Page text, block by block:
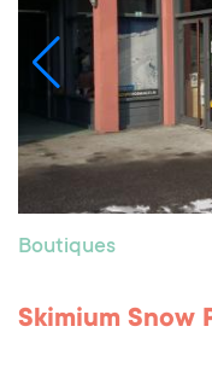
Boutiques
Skimium Snow